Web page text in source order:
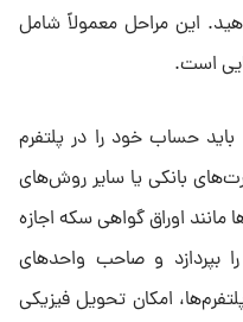
این مراحل معمولاً شامل
است.
باید حساب خود را در پلتفرم
بانکی یا سایر روش‌های
مانند اوراق گواهی سکه اجازه
و صاحب واحد‌های
امکان تحویل فیزیکی